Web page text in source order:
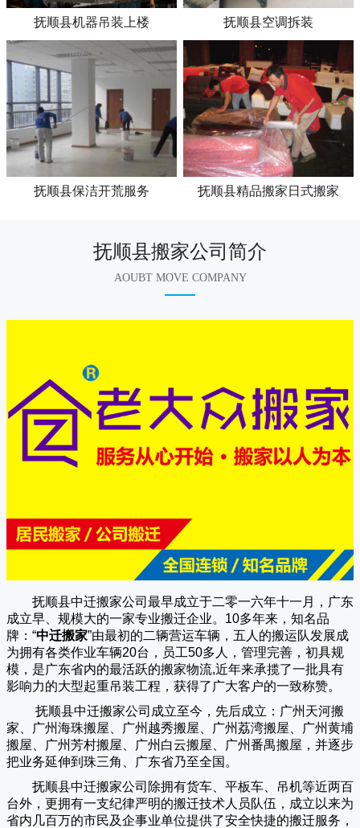
抚顺县机器吊装上楼 抚顺县空调拆装
抚顺县保洁开荒服务 抚顺县精品搬家日式搬家
抚顺县搬家公司简介
AOUBT MOVE COMPANY
抚顺县中迁搬家公司 最早成立于二零一六年十一月，广东
成立早、规模大的一家专业搬迁企业。10多年来，知名品
牌：“中迁搬家”由最初的二辆营运车辆，五人的搬运队发展成
为拥有各类作业车辆20台，员工50多人，管理完善，初具规
模，是广东省内的最活跃的搬家物流,近年来承揽了一批具有
影响力的大型起重吊装工程，获得了广大客户的一致称赞。
抚顺县中迁搬家公司成立至今，先后成立：广州天河搬
家、广州海珠搬屋、广州越秀搬屋、广州荔湾搬屋、广州黄埔
搬屋、广州芳村搬屋、广州白云搬屋、广州番禺搬屋，并逐步
把业务延伸到珠三角、广东省乃至全国。
抚顺县中迁搬家公司除拥有货车、平板车、吊机等近两百
台外，更拥有一支纪律严明的搬迁技术人员队伍，成立以来为
省内几百万的市民及企事业单位提供了安全快捷的搬迁服务，